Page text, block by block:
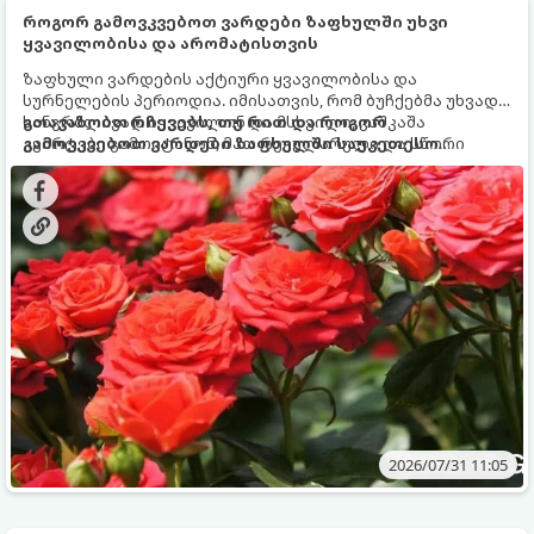
როგორ გამოვკვებოთ ვარდები ზაფხულში უხვი
ყვავილობისა და არომატისთვის
ზაფხული ვარდების აქტიური ყვავილობისა და
სურნელების პერიოდია. იმისათვის, რომ ბუჩქებმა უხვად,
ხანგრძლივად იყვავილონ და მსხვილი, კაშკაშა
კვირტები გამოიტანონ, მათ რეგულარული და სწორი
გამოკვება სჭირდებათ. ზაფხულის პერიოდში მცენარის
მოთხოვნილებები იცვლება, ამიტომ მნიშვნელოვანია
ვიცოდეთ, რომელი სასუქები გამოიყენება ამ დროს.
გთავაზობთ რჩევებს, თუ რით და როგორ
გამოვკვებოთ ვარდები ზაფხულში საუკეთესო
შედეგის მისაღწევად:
2026/07/31 11:05